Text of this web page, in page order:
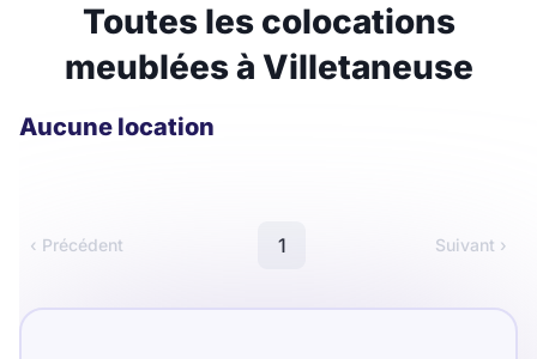
Coliving
Meublé
Montant du loyer
Toutes les colocations
meublées à Villetaneuse
Aucune location
‹ Précédent 1 Suivant ›